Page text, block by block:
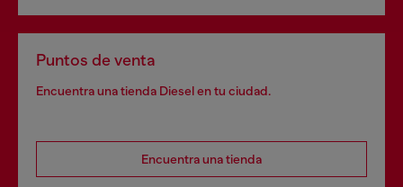
Puntos de venta
Encuentra una tienda Diesel en tu ciudad.
Encuentra una tienda